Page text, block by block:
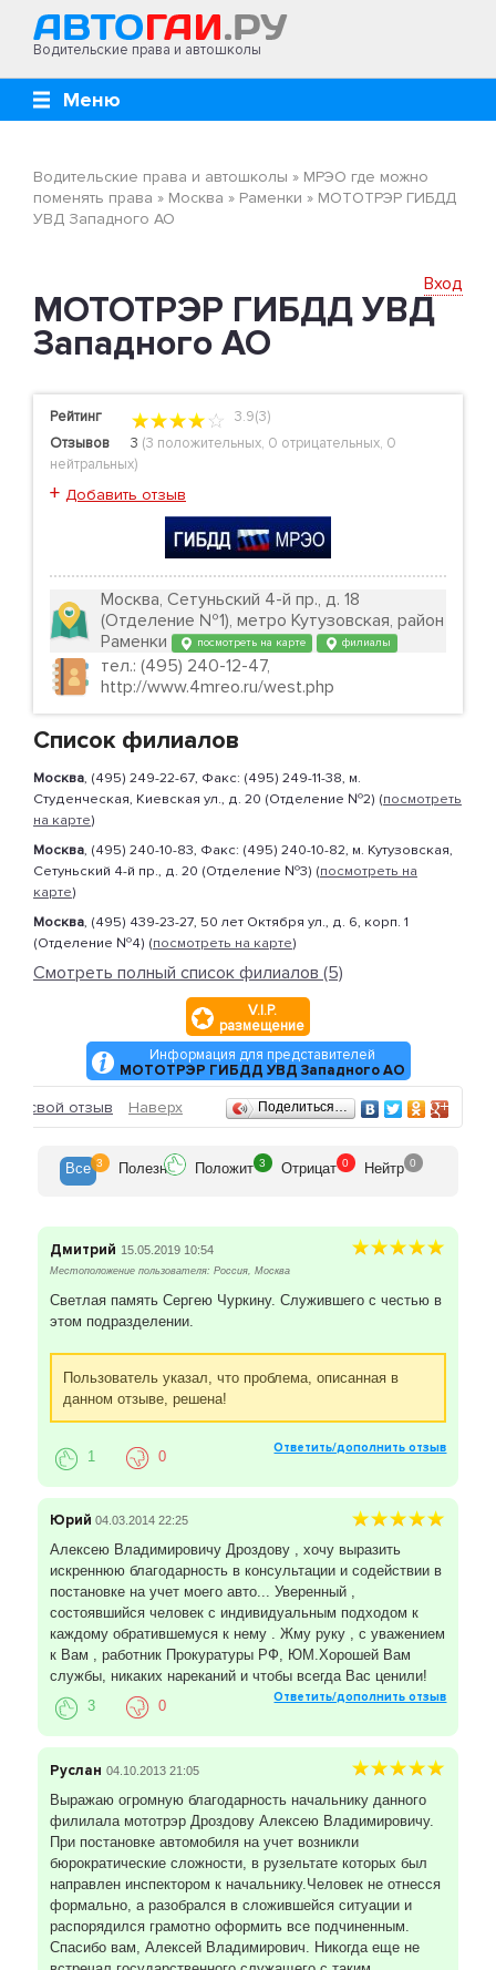
Водительские права и автошколы
Меню
Водительские права и автошколы » МРЭО где можно
поменять права » Москва » Раменки » МОТОТРЭР ГИБДД
УВД Западного АО
Вход
МОТОТРЭР ГИБДД УВД
Западного АО
Рейтинг
3.9(3)
Отзывов
3 (3 положительных, 0 отрицательных, 0
нейтральных)
+ Добавить отзыв
Москва, Сетуньский 4-й пр., д. 18
(Отделение №1), метро Кутузовская, район
Раменки
посмотреть на карте филиалы
тел.: (495) 240-12-47,
http://www.4mreo.ru/west.php
Список филиалов
Москва, (495) 249-22-67, Факс: (495) 249-11-38, м.
Студенческая, Киевская ул., д. 20 (Отделение №2) (посмотреть
на карте)
Москва, (495) 240-10-83, Факс: (495) 240-10-82, м. Кутузовская,
Сетуньский 4-й пр., д. 20 (Отделение №3) (посмотреть на
карте)
Москва, (495) 439-23-27, 50 лет Октября ул., д. 6, корп. 1
(Отделение №4) (посмотреть на карте)
Смотреть полный список филиалов (5)
V.I.P.
размещение
Информация для представителей
МОТОТРЭР ГИБДД УВД Западного АО
Отзывы
свой отзыв Наверх Поделиться…
Все 3 Полезн Положит 3 Отрицат 0 Нейтр 0
Дмитрий 15.05.2019 10:54
Местоположение пользователя: Россия, Москва
Светлая память Сергею Чуркину. Служившего с честью в
этом подразделении.
Пользователь указал, что проблема, описанная в
данном отзыве, решена!
Ответить/дополнить отзыв
1 0
Юрий 04.03.2014 22:25
Алексею Владимировичу Дроздову , хочу выразить
искреннюю благодарность в консультации и содействии в
постановке на учет моего авто... Уверенный ,
состоявшийся человек с индивидуальным подходом к
каждому обратившемуся к нему . Жму руку , с уважением
к Вам , работник Прокуратуры РФ, ЮМ.Хорошей Вам
службы, никаких нареканий и чтобы всегда Вас ценили!
Ответить/дополнить отзыв
3 0
Руслан 04.10.2013 21:05
Выражаю огромную благодарность начальнику данного
филилала мототрэр Дроздову Алексею Владимировичу.
При постановке автомобиля на учет возникли
бюрократические сложности, в рузельтате которых был
направлен инспектором к начальнику.Человек не отнесся
формально, а разобрался в сложившейся ситуации и
распорядился грамотно оформить все подчиненным.
Спасибо вам, Алексей Владимирович. Никогда еще не